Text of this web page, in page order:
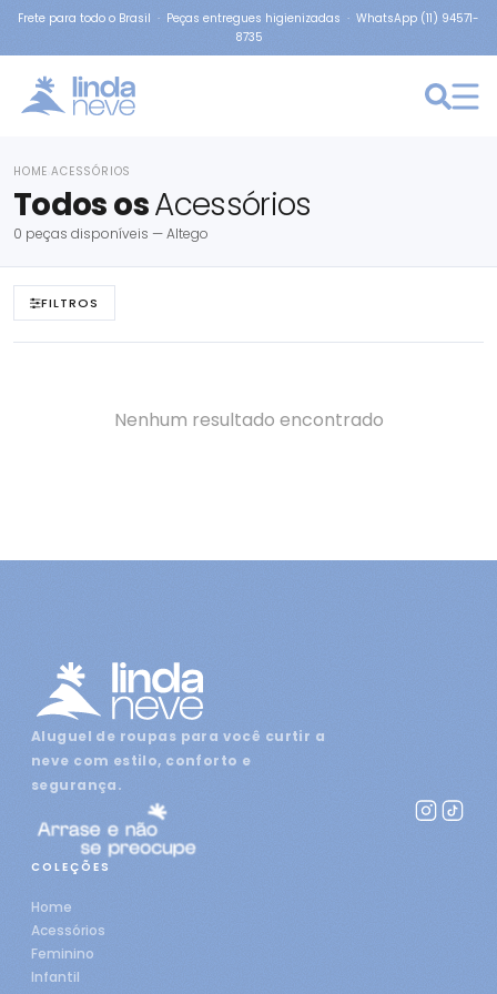
Frete para todo o Brasil · Peças entregues higienizadas · WhatsApp (11) 94571-
8735
HOME ›ACESSÓRIOS
Todos osAcessórios
0 peças disponíveis — Altego
FILTROS
Nenhum resultado encontrado
Aluguel de roupas para você curtir a
neve com estilo, conforto e
segurança.
COLEÇÕES
Home
Acessórios
Feminino
Infantil